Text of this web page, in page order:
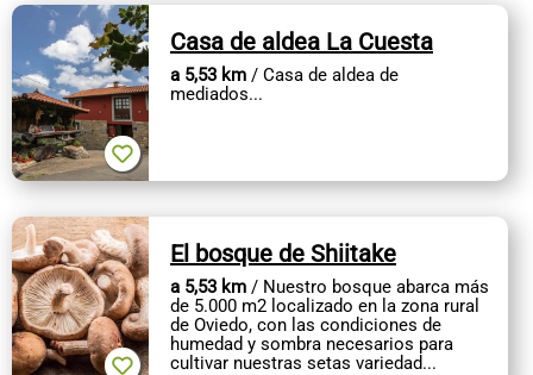
Casa de aldea La Cuesta
a 5,53 km / Casa de aldea de
mediados...
El bosque de Shiitake
a 5,53 km / Nuestro bosque abarca más
de 5.000 m2 localizado en la zona rural
de Oviedo, con las condiciones de
humedad y sombra necesarios para
cultivar nuestras setas variedad...